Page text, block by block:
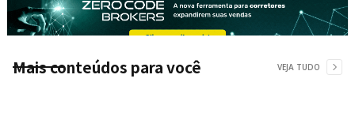
Mais conteúdos para você VEJA TUDO